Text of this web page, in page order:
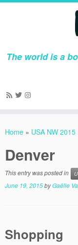
The world is a
Home » USA NW 2015
Denver
This entry was posted in
June 19, 2015byGaëlle
Shopping